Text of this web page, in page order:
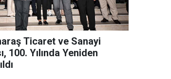
Ticaret ve Sanayi
100. Yılında Yeniden